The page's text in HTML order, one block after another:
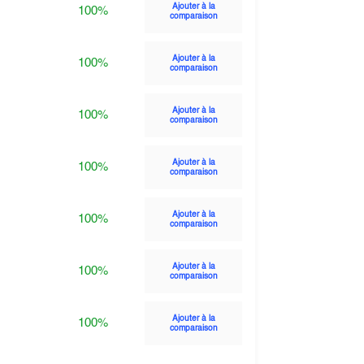
100%
Ajouter à la
comparaison
100%
Ajouter à la
comparaison
100%
Ajouter à la
comparaison
100%
Ajouter à la
comparaison
100%
Ajouter à la
comparaison
100%
Ajouter à la
comparaison
100%
Ajouter à la
comparaison